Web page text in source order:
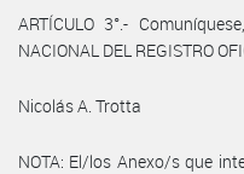
ARTÍCULO 3°.-
NACIONAL DEL REGISTRO
Nicolás A. Trotta
NOTA: El/los Anexo/s que